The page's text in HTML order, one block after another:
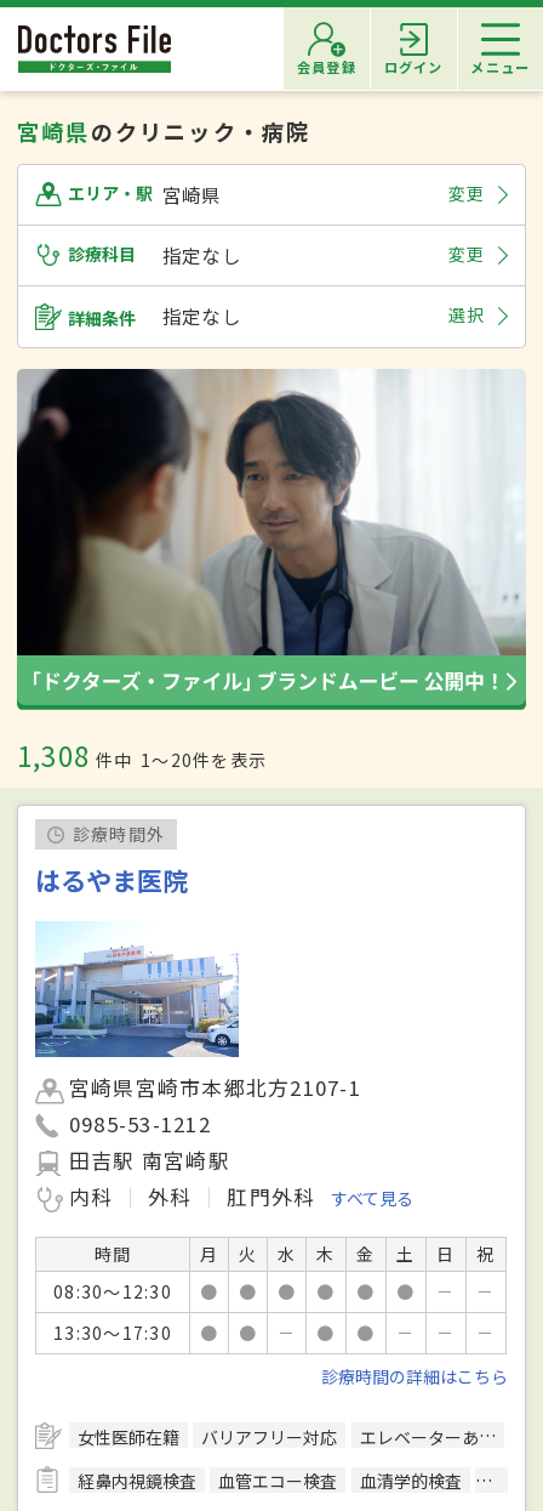
会員登録 ログイン メニュー
宮崎県のクリニック・病院
エリア・駅 宮崎県 変更
診療科目 指定なし 変更
詳細条件 指定なし 選択
1,308 件中 1〜20件を表示
診療時間外
はるやま医院
宮崎県宮崎市本郷北方2107-1
0985-53-1212
田吉駅 南宮崎駅
内科
外科 肛門外科 すべて見る
時間 月 火 水 木 金 土 日
祝
08:30～12:30
● ● ● ● ● ● －
－
13:30～17:30
● ● － ● ● － －
－
診療時間の詳細はこちら
女性医師在籍 バリアフリー対応 エレベーターあり
経鼻内視鏡検査
血管エコー検査 血清学的検査 呼吸機